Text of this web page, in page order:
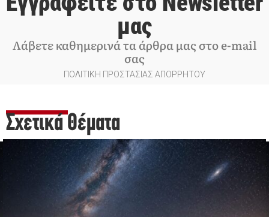
μας
Λάβετε καθημερινά τα άρθρα μας στο e-mail
σας
ΠΟΛΙΤΙΚΗ ΠΡΟΣΤΑΣΙΑΣ ΑΠΟΡΡΗΤΟΥ
Σχετικά Θέματα